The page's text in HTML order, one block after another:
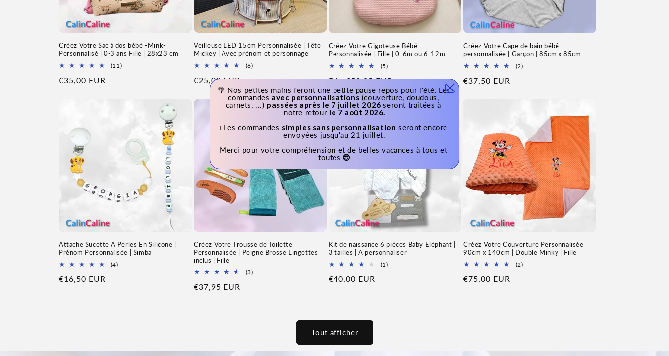
🌴 Nos petites mains feront une petite pause repos pour l'été. Les
commandes avec personnalisations (couverture, doudous,
carnets, ...) passées après le 7 juillet 2026 seront traitées à
notre retour le 7 août 2026.
ℹ️ Les commandes simples sans personnalisation seront encore
envoyées jusqu'au 21 juillet.
Merci pour votre compréhension et de belles vacances à tous et
toutes 😎
Créez Votre Sac à dos bébé -Mink-
Personnalisé | 0-3 ans Fille | 28x23 cm
(11)11
Prix
€35,00 EUR
Veilleuse LED 15cm Personnalisée | Tête
Mickey | Avec prénom et personnage
(6)6
des
avis
Prix
habituel
€25,00 EUR
Créez Votre Gigoteuse Bébé
Personnalisée | Fille | 0-6m ou 6-12m
(5)5
des
avis
Prix
habituel
Dès €59,95 EUR
Créez Votre Cape de bain bébé
personnalisée | Garçon | 85cm x 85cm
(2)2
Prix
€37,50 EUR
Attache Sucette A Perles En Silicone |
Prénom Personnalisée | Simba
(4)4
Prix
€16,50 EUR
Créez Votre Trousse de Toilette
Personnalisée | Peigne Brosse Lingettes
inclus | Fille
(3)3
Prix
€37,95 EUR
Kit de naissance 6 pièces Baby Eléphant |
3 tailles | A personnaliser
(1)1
Prix
€40,00 EUR
Créez Votre Couverture Personnalisée
90cm x 140cm | Double Minky | Fille
(2)2
Prix
€75,00 EUR
Tout afficher